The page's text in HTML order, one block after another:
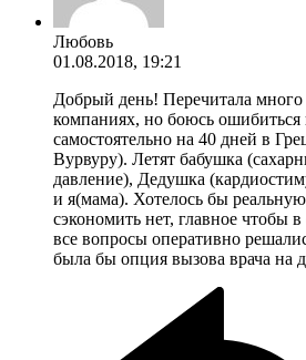
Любовь
01.08.2018, 19:21
Добрый день! Перечитала много
компаниях, но боюсь
самостоятельно на 40 дней в
Вурвуру). Летят бабушка
давление), Дедушка
и я(мама). Хотелось бы реальную
сэкономить нет, главное чтобы
все вопросы оперативно
была бы опция вызова врача на